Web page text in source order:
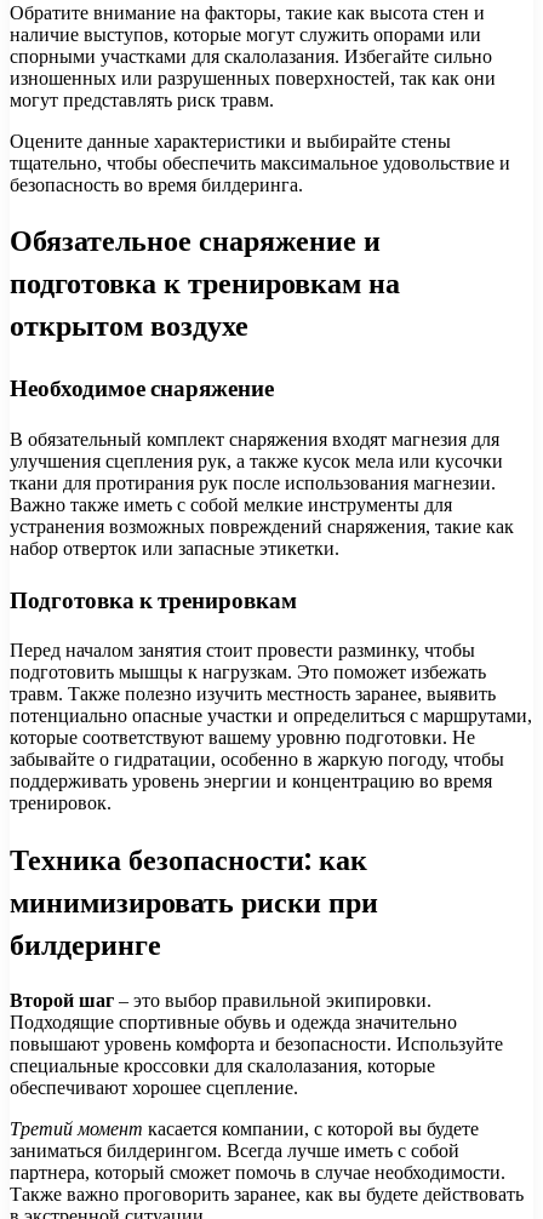
Обратите внимание на факторы, такие как высота стен и
наличие выступов, которые могут служить опорами или
спорными участками для скалолазания. Избегайте сильно
изношенных или разрушенных поверхностей, так как они
могут представлять риск травм.
Оцените данные характеристики и выбирайте стены
тщательно, чтобы обеспечить максимальное удовольствие и
безопасность во время билдеринга.
Обязательное снаряжение и
подготовка к тренировкам на
открытом воздухе
Необходимое снаряжение
В обязательный комплект снаряжения входят магнезия для
улучшения сцепления рук, а также кусок мела или кусочки
ткани для протирания рук после использования магнезии.
Важно также иметь с собой мелкие инструменты для
устранения возможных повреждений снаряжения, такие как
набор отверток или запасные этикетки.
Подготовка к тренировкам
Перед началом занятия стоит провести разминку, чтобы
подготовить мышцы к нагрузкам. Это поможет избежать
травм. Также полезно изучить местность заранее, выявить
потенциально опасные участки и определиться с маршрутами,
которые соответствуют вашему уровню подготовки. Не
забывайте о гидратации, особенно в жаркую погоду, чтобы
поддерживать уровень энергии и концентрацию во время
тренировок.
Техника безопасности: как
минимизировать риски при
билдеринге
Второй шаг – это выбор правильной экипировки.
Подходящие спортивные обувь и одежда значительно
повышают уровень комфорта и безопасности. Используйте
специальные кроссовки для скалолазания, которые
обеспечивают хорошее сцепление.
Третий момент касается компании, с которой вы будете
заниматься билдерингом. Всегда лучше иметь с собой
партнера, который сможет помочь в случае необходимости.
Также важно проговорить заранее, как вы будете действовать